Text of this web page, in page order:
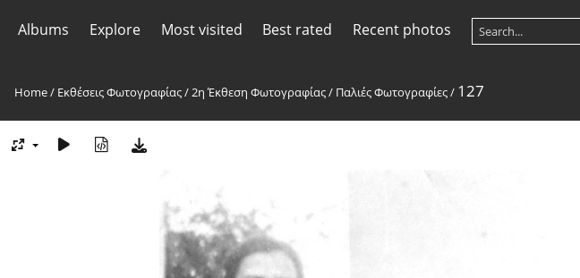
Albums Explore Most visited Best rated Recent photos
Home/ Εκθέσεις Φωτογραφίας/2η Έκθεση Φωτογραφίας/ Παλιές Φωτογραφίες/ 127